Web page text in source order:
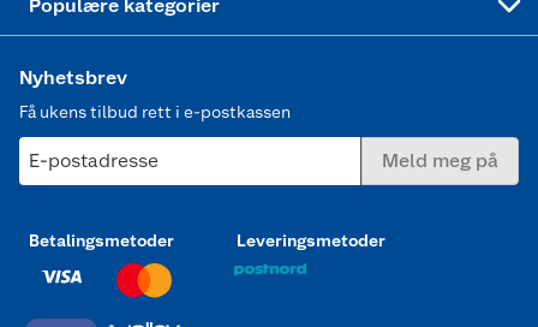
Populære kategorier
Nyhetsbrev
Få ukens tilbud rett i e-postkassen
E-postadresse Meld meg på
Betalingsmetoder Leveringsmetoder